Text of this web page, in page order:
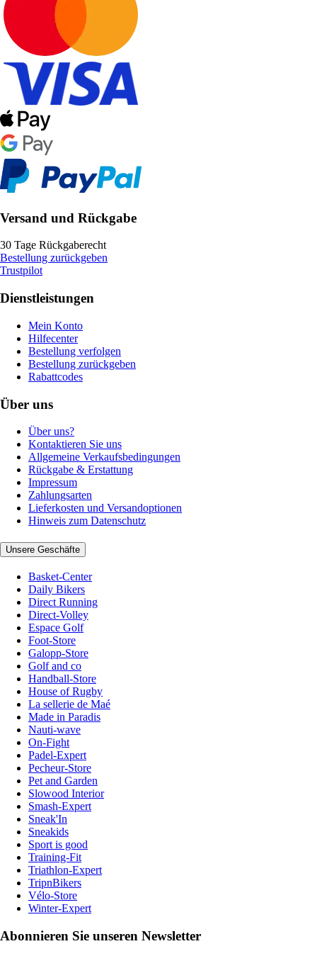
Versand und Rückgabe
30 Tage Rückgaberecht
Bestellung zurückgeben
Trustpilot
Dienstleistungen
Mein Konto
Hilfecenter
Bestellung verfolgen
Bestellung zurückgeben
Rabattcodes
Über uns
Über uns?
Kontaktieren Sie uns
Allgemeine Verkaufsbedingungen
Rückgabe & Erstattung
Impressum
Zahlungsarten
Lieferkosten und Versandoptionen
Hinweis zum Datenschutz
Unsere Geschäfte
Basket-Center
Daily Bikers
Direct Running
Direct-Volley
Espace Golf
Foot-Store
Galopp-Store
Golf and co
Handball-Store
House of Rugby
La sellerie de Maé
Made in Paradis
Nauti-wave
On-Fight
Padel-Expert
Pecheur-Store
Pet and Garden
Slowood Interior
Smash-Expert
Sneak'In
Sneakids
Sport is good
Training-Fit
Triathlon-Expert
TripnBikers
Vélo-Store
Winter-Expert
Abonnieren Sie unseren Newsletter